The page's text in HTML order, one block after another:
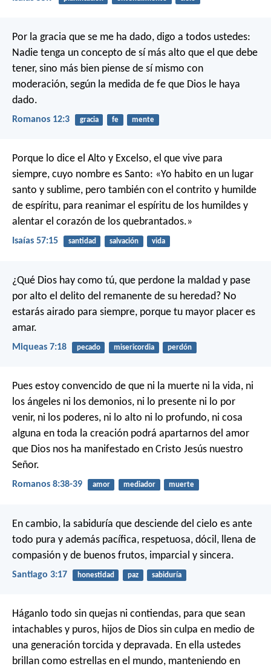
Por la gracia que se me ha dado, digo a todos ustedes:
Nadie tenga un concepto de sí más alto que el que debe
tener, sino más bien piense de sí mismo con
moderación, según la medida de fe que Dios le haya
dado.
Romanos 12:3 gracia fe mente
Porque lo dice el Alto y Excelso, el que vive para
siempre, cuyo nombre es Santo: «Yo habito en un lugar
santo y sublime, pero también con el contrito y humilde
de espíritu, para reanimar el espíritu de los humildes y
alentar el corazón de los quebrantados.»
Isaías 57:15 santidad salvación vida
¿Qué Dios hay como tú, que perdone la maldad y pase
por alto el delito del remanente de su heredad? No
estarás airado para siempre, porque tu mayor placer es
amar.
Miqueas 7:18 pecado misericordia perdón
Pues estoy convencido de que ni la muerte ni la vida, ni
los ángeles ni los demonios, ni lo presente ni lo por
venir, ni los poderes, ni lo alto ni lo profundo, ni cosa
alguna en toda la creación podrá apartarnos del amor
que Dios nos ha manifestado en Cristo Jesús nuestro
Señor.
Romanos 8:38-39 amor mediador muerte
En cambio, la sabiduría que desciende del cielo es ante
todo pura y además pacífica, respetuosa, dócil, llena de
compasión y de buenos frutos, imparcial y sincera.
Santiago 3:17 honestidad paz sabiduría
Háganlo todo sin quejas ni contiendas, para que sean
intachables y puros, hijos de Dios sin culpa en medio de
una generación torcida y depravada. En ella ustedes
brillan como estrellas en el mundo, manteniendo en